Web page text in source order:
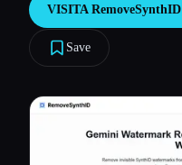
Blog
VISITA RemoveSynthID
Save